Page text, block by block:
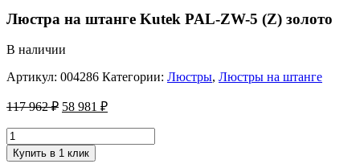
Люстра на штанге Kutek PAL-ZW-5 (Z) золото
В наличии
Артикул: 004286 Категории: Люстры, Люстры на штанге
117 962₽ 58 981 ₽
Купить в 1 клик